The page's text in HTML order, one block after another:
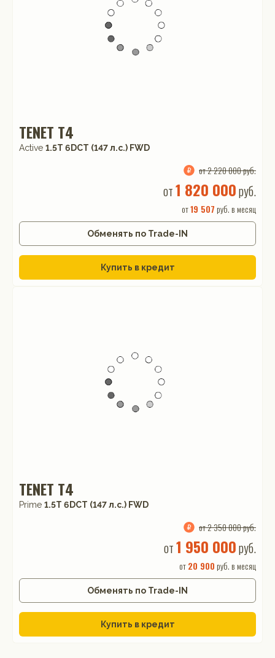
TENET T4
Active 1.5T 6DCT (147 л.с.) FWD
от 2 220 000 руб.
от1 820 000руб.
от19 507 руб. в месяц
Обменять по Trade-IN
Купить в кредит
TENET T4
Prime 1.5T 6DCT (147 л.с.) FWD
от 2 350 000 руб.
от1 950 000руб.
от20 900 руб. в месяц
Обменять по Trade-IN
Купить в кредит